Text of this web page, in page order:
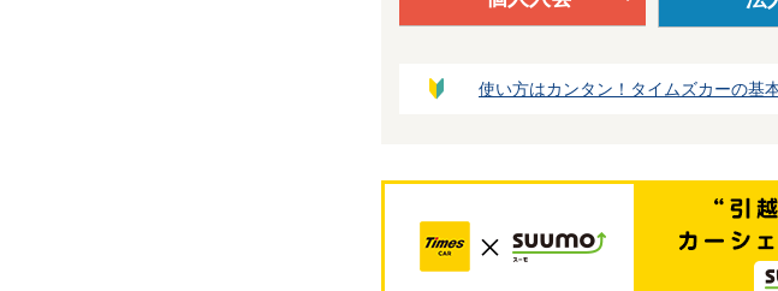
使い方はカンタン！タイムズカーの基